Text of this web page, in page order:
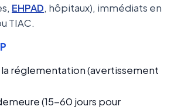
EHPAD, hôpitaux), immédiats en
TIAC.
la réglementation (avertissement
(15-60 jours pour